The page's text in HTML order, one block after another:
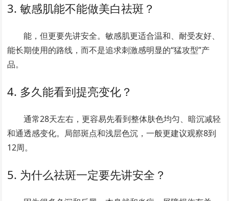
3. 敏感肌能不能做美白祛斑？
能，但更要先讲安全。敏感肌更适合温和、耐受友好、
能长期使用的路线，而不是追求刺激感明显的“猛攻型”产
品。
4. 多久能看到提亮变化？
通常28天左右，更容易先看到整体肤色均匀、暗沉减轻
和通透感变化。局部斑点和浅层色沉，一般更建议观察8到
12周。
5. 为什么祛斑一定要先讲安全？